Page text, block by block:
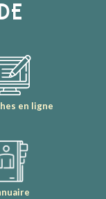
en ligne